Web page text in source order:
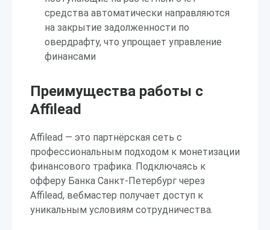
средства автоматически направляются
на закрытие задолженности по
овердрафту, что упрощает управление
финансами
Преимущества работы с
Affilead
Affilead — это партнёрская сеть с
профессиональным подходом к монетизации
финансового трафика. Подключаясь к
офферу Банка Санкт-Петербург через
Affilead, вебмастер получает доступ к
уникальным условиям сотрудничества.